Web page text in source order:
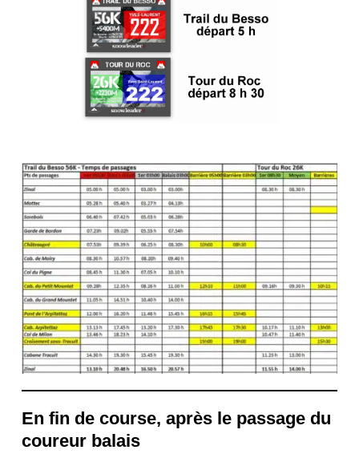
En fin de course, après le passage du
coureur balais